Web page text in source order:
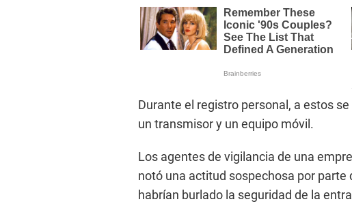
Durante el registro personal, a estos
un transmisor y un equipo móvil.
Los agentes de vigilancia de una
notó una actitud sospechosa por parte
habrían burlado la seguridad de la